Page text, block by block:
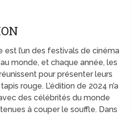
est l’un des festivals de cinéma
monde, et chaque année, les
pour présenter leurs
rouge. L’édition de 2024 n’a
des célébrités du monde
à couper le souffle. Dans